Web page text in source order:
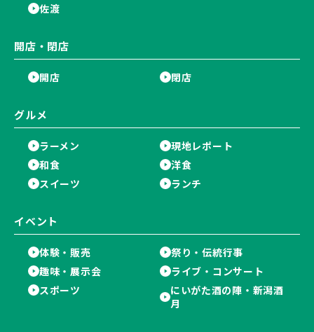
佐渡
開店・閉店
開店 閉店
グルメ
ラーメン
現地レポート
和食
洋食
スイーツ
ランチ
イベント
体験・販売
祭り・伝統行事
趣味・展示会
ライブ・コンサート
スポーツ
にいがた酒の陣・新潟酒
月